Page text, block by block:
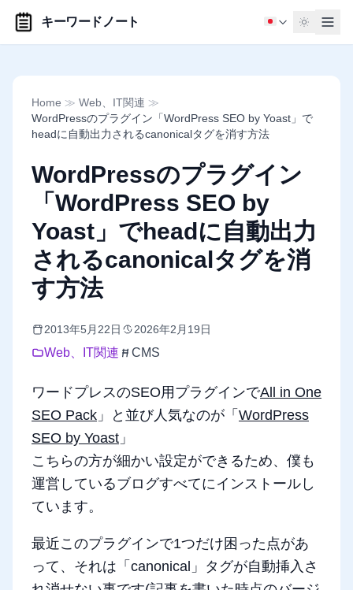
キーワードノート
Home ≫ Web、IT関連 ≫
WordPressのプラグイン「WordPress SEO by Yoast」で
headに自動出力されるcanonicalタグを消す方法
WordPressのプラグイン
「WordPress SEO by
Yoast」でheadに自動出力
されるcanonicalタグを消
す方法
2013年5月22日 2026年2月19日
Web、IT関連 CMS
ワードプレスのSEO用プラグインでAll in One
SEO Pack 」と並び人気なのが「 WordPress
SEO by Yoast 」
こちらの方が細かい設定ができるため、僕も
運営しているブログすべてにインストールし
ています。
最近このプラグインで1つだけ困った点があ
って、それは「canonical」タグが自動挿入さ